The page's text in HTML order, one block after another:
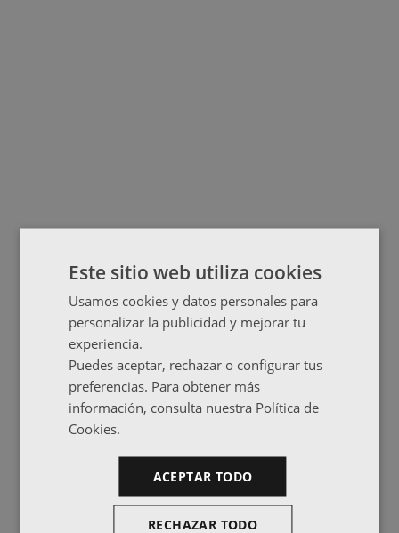
Este sitio web utiliza cookies
Usamos cookies y datos personales para
personalizar la publicidad y mejorar tu
experiencia.
Puedes aceptar, rechazar o configurar tus
preferencias. Para obtener más
información, consulta nuestra Política de
Cookies.
ACEPTAR TODO
RECHAZAR TODO